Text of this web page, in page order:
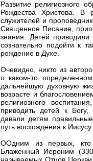
Развитие pелигиозного
Рождества Христова. В
служителей и
Священное Писание,
знания. Детей
сознательно подойти к
рождение в Духе.
Очевидно, никто из
о каком-то
дальнейшую духовную
возрасте и
религиозного
приводить детей к
давали детям
путь восхождения к Иисусу
ООдним из первых, кто
Блаженный Иероним